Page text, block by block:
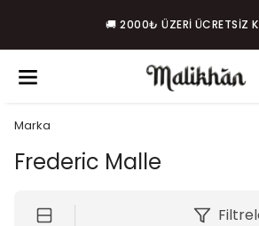
🚚 2000₺ ÜZERI ÜCRETSIZ
Marka
Frederic Malle